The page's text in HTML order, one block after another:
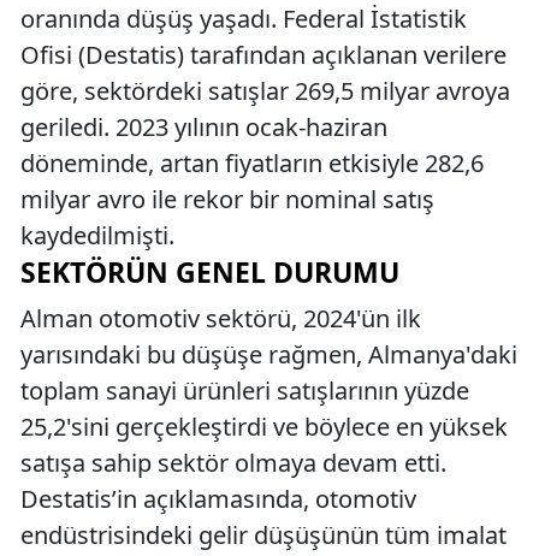
oranında düşüş yaşadı. Federal İstatistik
Ofisi (Destatis) tarafından açıklanan verilere
göre, sektördeki satışlar 269,5 milyar avroya
geriledi. 2023 yılının ocak-haziran
döneminde, artan fiyatların etkisiyle 282,6
milyar avro ile rekor bir nominal satış
kaydedilmişti.
SEKTÖRÜN GENEL DURUMU
Alman otomotiv sektörü, 2024'ün ilk
yarısındaki bu düşüşe rağmen, Almanya'daki
toplam sanayi ürünleri satışlarının yüzde
25,2'sini gerçekleştirdi ve böylece en yüksek
satışa sahip sektör olmaya devam etti.
Destatis’in açıklamasında, otomotiv
endüstrisindeki gelir düşüşünün tüm imalat